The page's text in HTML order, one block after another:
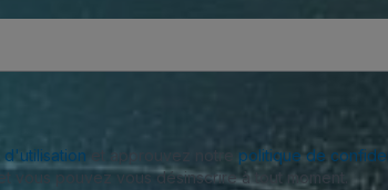
et approuvez notre politique de
vous pouvez vous désinscrire à tout moment.